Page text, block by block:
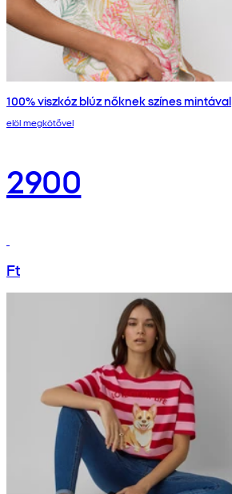
100% viszkóz blúz nőknek színes mintával
elöl megkötővel
2900
Ft